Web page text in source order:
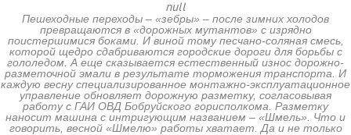
null
Пешеходные переходы – «зебры» – после зимних холодов
превращаются в «дорожных мутантов» с изрядно
поистершимися боками. И виной тому песчано-соляная смесь,
которой щедро сдабриваются городские дороги для борьбы с
гололедом. А еще сказывается естественный износ дорожно-
разметочной эмали в результате торможения транспорта. И
каждую весну специализированное монтажно-эксплуатационное
управление обновляет дорожную разметку, согласовывая
работу с ГАИ ОВД Бобруйского горисполкома. Разметку
наносит машина с интригующим названием – «Шмель». Что и
говорить, весной «Шмелю» работы хватает. Да и не только